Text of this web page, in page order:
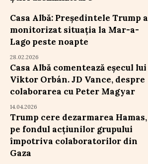
Casa Albă: Președintele Trump a
monitorizat situația la Mar-a-
Lago peste noapte
28.02.2026
Casa Albă comentează eșecul lui
Viktor Orbán. JD Vance, despre
colaborarea cu Peter Magyar
14.04.2026
Trump cere dezarmarea Hamas,
pe fondul acțiunilor grupului
împotriva colaboratorilor din
Gaza